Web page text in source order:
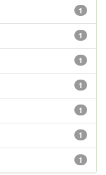
1
1
1
1
1
1
1